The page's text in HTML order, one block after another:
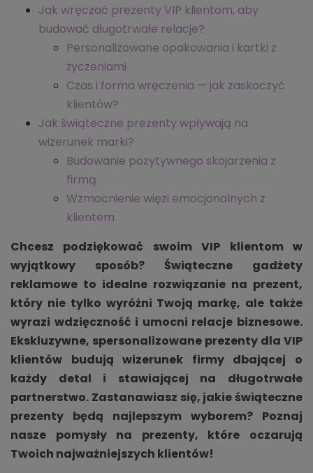
Jak wręczać prezenty VIP klientom, aby
budować długotrwałe relacje?
Personalizowane opakowania i kartki z
życzeniami
Czas i forma wręczenia — jak zaskoczyć
klientów?
Jak świąteczne prezenty wpływają na
wizerunek marki?
Budowanie pozytywnego skojarzenia z
firmą
Wzmocnienie więzi emocjonalnych z
klientem
Chcesz podziękować swoim VIP klientom w
wyjątkowy sposób? Świąteczne gadżety
reklamowe to idealne rozwiązanie na prezent,
który nie tylko wyróżni Twoją markę, ale także
wyrazi wdzięczność i umocni relacje biznesowe.
Ekskluzywne, spersonalizowane prezenty dla VIP
klientów budują wizerunek firmy dbającej o
każdy detal i stawiającej na długotrwałe
partnerstwo. Zastanawiasz się, jakie świąteczne
prezenty będą najlepszym wyborem? Poznaj
nasze pomysły na prezenty, które oczarują
Twoich najważniejszych klientów!